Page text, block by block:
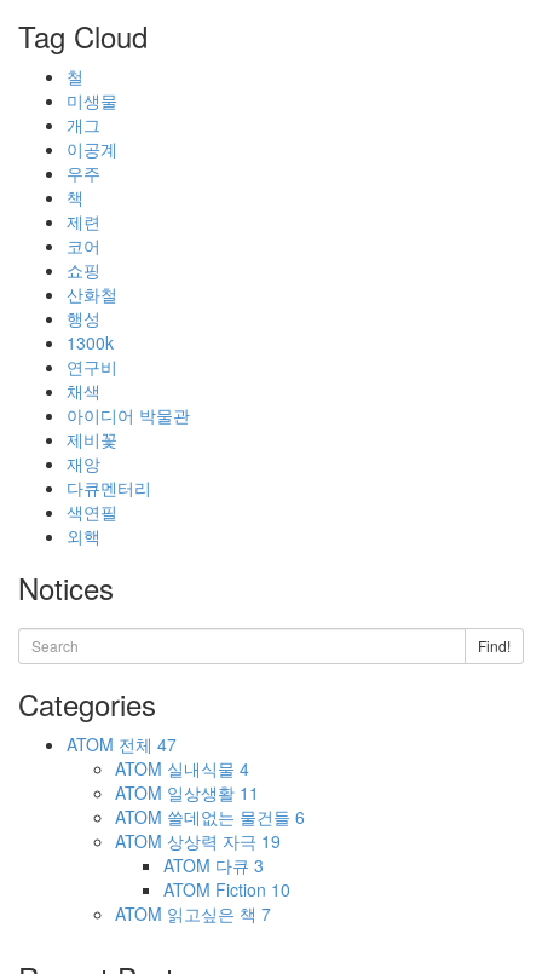
Tag Cloud
철
미생물
개그
이공계
우주
책
제련
코어
쇼핑
산화철
행성
1300k
연구비
채색
아이디어 박물관
제비꽃
재앙
다큐멘터리
색연필
외핵
Notices
Find!
Categories
ATOM 전체 47
ATOM 실내식물 4
ATOM 일상생활 11
ATOM 쓸데없는 물건들 6
ATOM 상상력 자극 19
ATOM 다큐 3
ATOM Fiction 10
ATOM 읽고싶은 책 7